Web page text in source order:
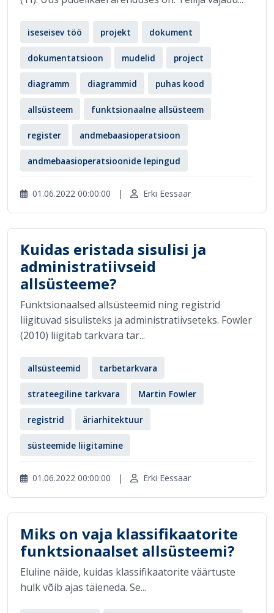
iseseisev töö projekt dokument
dokumentatsioon mudelid project
diagramm diagrammid puhas kood
allsüsteem funktsionaalne allsüsteem
register andmebaasioperatsioon
andmebaasioperatsioonide lepingud
01.06.2022 00:00:00 | Erki Eessaar
Kuidas eristada sisulisi ja
administratiivseid
allsüsteeme?
Funktsionaalsed allsüsteemid ning registrid
liigituvad sisulisteks ja administratiivseteks. Fowler
(2010) liigitab tarkvara tar...
allsüsteemid tarbetarkvara
strateegiline tarkvara Martin Fowler
registrid äriarhitektuur
süsteemide liigitamine
01.06.2022 00:00:00 | Erki Eessaar
Miks on vaja klassifikaatorite
funktsionaalset allsüsteemi?
Eluline näide, kuidas klassifikaatorite väärtuste
hulk võib ajas täieneda. Se...